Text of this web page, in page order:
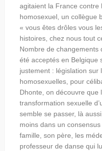
agitaient la France contre
homosexuel, un collègue
« vous êtes drôles vous
histoires, chez nous tout
Nombre de changements
été acceptés en Belgique
justement : législation sur
homosexuelles, pour
Dhonte, on découvre que
transformation sexuelle
semble se passer, là
moins dans un
famille, son père, les
professeur de danse qui